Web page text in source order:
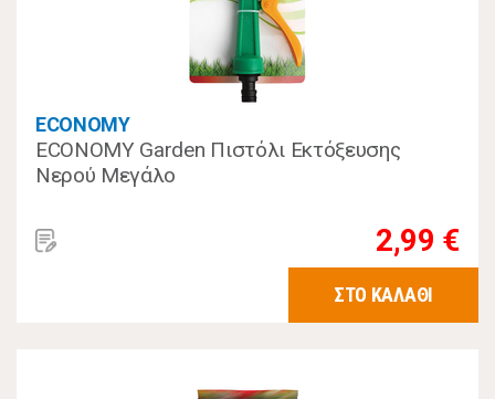
ECONOMY
ECONOMY Garden Πιστόλι Εκτόξευσης
Νερού Μεγάλο
2,99 €
ΣΤΟ ΚΑΛΑΘΙ